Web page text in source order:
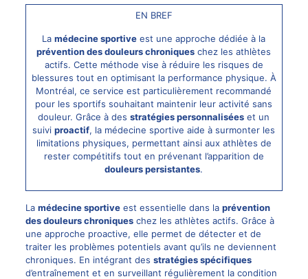
EN BREF
Lamédecine sportive est une approche dédiée à la
prévention des douleurs chroniques chez les athlètes
actifs. Cette méthode vise à réduire les risques de
blessures tout en optimisant la performance physique. À
Montréal, ce service est particulièrement recommandé
pour les sportifs souhaitant maintenir leur activité sans
douleur. Grâce à desstratégies personnalisées et un
suiviproactif, la médecine sportive aide à surmonter les
limitations physiques, permettant ainsi aux athlètes de
rester compétitifs tout en prévenant l’apparition de
douleurs persistantes.
La médecine sportiveest essentielle dans la prévention
desdouleurs chroniqueschez les athlètes actifs. Grâce à
une approche proactive, elle permet de détecter et de
traiter les problèmes potentiels avant qu’ils ne deviennent
chroniques. En intégrant des stratégies spécifiques
d’entraînement et en surveillant régulièrement la condition